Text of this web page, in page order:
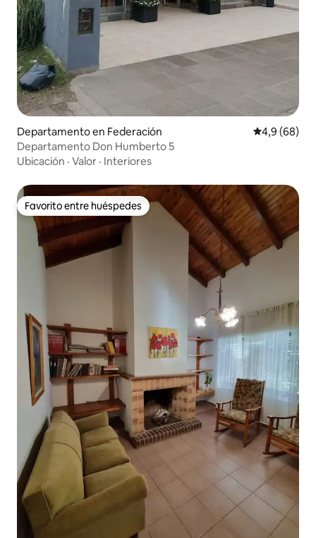
Departamento en Federación Calificación
4,9 (68)
Departamento Don Humberto 5
Ubicación · Valor · Interiores
Favorito entre huéspedes
Favorito entre huéspedes